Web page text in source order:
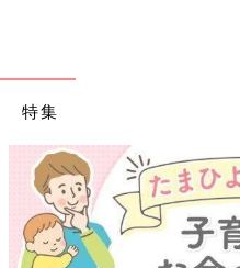
なるほど、価格が下がると単純
のかな？」と思ってしまいま
ることによって価格の見直し
印良品です！
1,000円見直しも?! 新価
特集